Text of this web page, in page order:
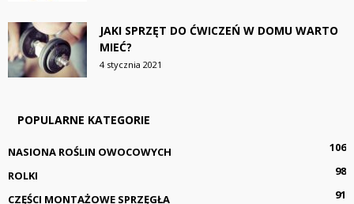
JAKI SPRZĘT DO ĆWICZEŃ W DOMU WARTO
MIEĆ?
4 stycznia 2021
POPULARNE KATEGORIE
NASIONA ROŚLIN OWOCOWYCH
106
ROLKI
98
CZĘŚCI MONTAŻOWE SPRZĘGŁA
91